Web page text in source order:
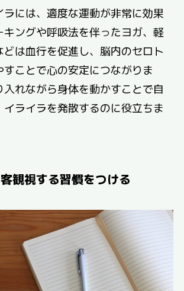
には、適度な運動が非常に効果
キングや呼吸法を伴ったヨガ、軽
どは血行を促進し、脳内のセロト
ことで心の安定につながりま
れながら身体を動かすことで自
ライラを発散するのに役立ちま
観視する習慣をつける